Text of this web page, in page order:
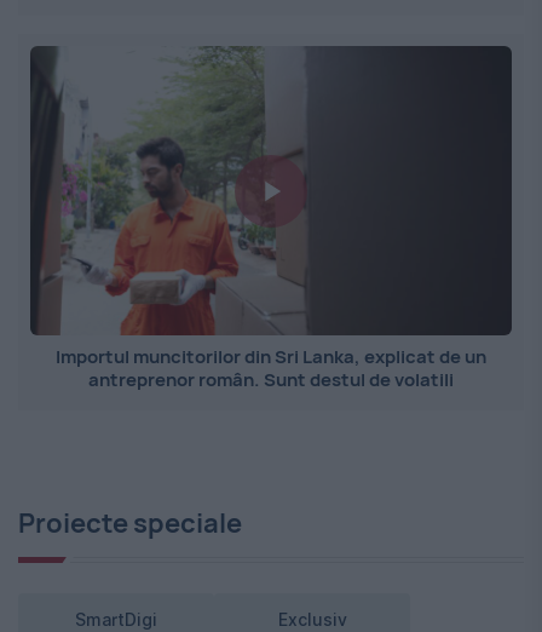
Importul muncitorilor din Sri Lanka, explicat de un
antreprenor român. Sunt destul de volatili
Proiecte speciale
SmartDigi Exclusiv